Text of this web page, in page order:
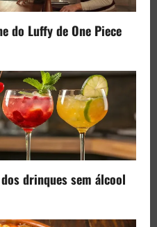
do Luffy de One Piece
drinques sem álcool